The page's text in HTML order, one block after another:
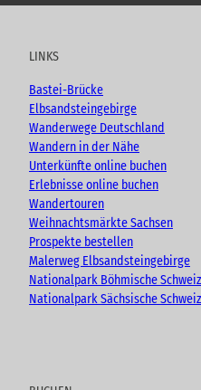
u
e
c
o
k
s
r
a
m
o
LINKS
Bastei-Brücke
Elbsandsteingebirge
Wanderwege Deutschland
Wandern in der Nähe
Unterkünfte online buchen
Erlebnisse online buchen
Wandertouren
Weihnachtsmärkte Sachsen
Prospekte bestellen
Malerweg Elbsandsteingebirge
Nationalpark Böhmische Schweiz
Nationalpark Sächsische Schweiz